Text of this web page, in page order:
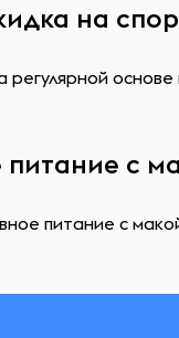
на
питание с
питание с